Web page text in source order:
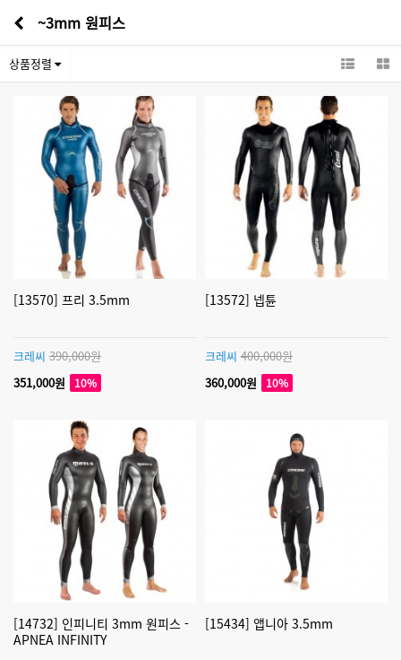
~3mm 원피스
상품정렬
[13570] 프리 3.5mm
크레씨 390,000원
351,000원
10%
[13572] 넵튠
크레씨 400,000원
360,000원
10%
[14732] 인피니티 3mm 원피스 -
APNEA INFINITY
[15434] 앱니아 3.5mm